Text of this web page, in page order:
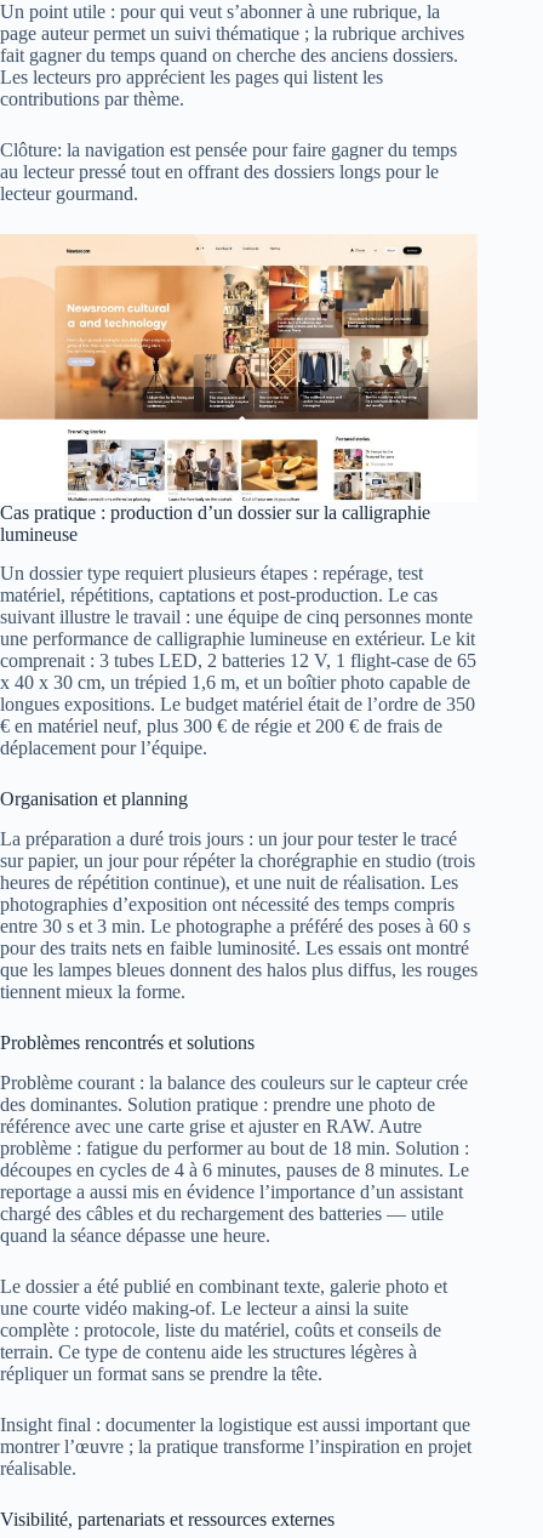
Un point utile : pour qui veut s’abonner à une rubrique, la
page auteur permet un suivi thématique ; la rubrique archives
fait gagner du temps quand on cherche des anciens dossiers.
Les lecteurs pro apprécient les pages qui listent les
contributions par thème.
Clôture: la navigation est pensée pour faire gagner du temps
au lecteur pressé tout en offrant des dossiers longs pour le
lecteur gourmand.
Cas pratique : production d’un dossier sur la calligraphie
lumineuse
Un dossier type requiert plusieurs étapes : repérage, test
matériel, répétitions, captations et post-production. Le cas
suivant illustre le travail : une équipe de cinq personnes monte
une performance de calligraphie lumineuse en extérieur. Le kit
comprenait : 3 tubes LED, 2 batteries 12 V, 1 flight-case de 65
x 40 x 30 cm, un trépied 1,6 m, et un boîtier photo capable de
longues expositions. Le budget matériel était de l’ordre de 350
€ en matériel neuf, plus 300 € de régie et 200 € de frais de
déplacement pour l’équipe.
Organisation et planning
La préparation a duré trois jours : un jour pour tester le tracé
sur papier, un jour pour répéter la chorégraphie en studio (trois
heures de répétition continue), et une nuit de réalisation. Les
photographies d’exposition ont nécessité des temps compris
entre 30 s et 3 min. Le photographe a préféré des poses à 60 s
pour des traits nets en faible luminosité. Les essais ont montré
que les lampes bleues donnent des halos plus diffus, les rouges
tiennent mieux la forme.
Problèmes rencontrés et solutions
Problème courant : la balance des couleurs sur le capteur crée
des dominantes. Solution pratique : prendre une photo de
référence avec une carte grise et ajuster en RAW. Autre
problème : fatigue du performer au bout de 18 min. Solution :
découpes en cycles de 4 à 6 minutes, pauses de 8 minutes. Le
reportage a aussi mis en évidence l’importance d’un assistant
chargé des câbles et du rechargement des batteries — utile
quand la séance dépasse une heure.
Le dossier a été publié en combinant texte, galerie photo et
une courte vidéo making-of. Le lecteur a ainsi la suite
complète : protocole, liste du matériel, coûts et conseils de
terrain. Ce type de contenu aide les structures légères à
répliquer un format sans se prendre la tête.
Insight final : documenter la logistique est aussi important que
montrer l’œuvre ; la pratique transforme l’inspiration en projet
réalisable.
Visibilité, partenariats et ressources externes